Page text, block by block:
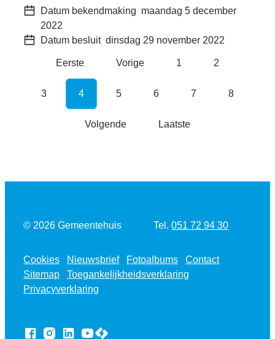
Datum bekendmaking maandag 5 december
2022
Datum besluit dinsdag 29 november 2022
Eerste Vorige 1 2
3 4 5 6 7 8
Volgende Laatste
© 2026 Gemeentehuis 051 72 94 30
Cookies Nieuwsbrief Fotoalbums
Contact
Sitemap
Toegankelijkheidsverklaring
Privacyverklaring
LCP nv 2026 ©